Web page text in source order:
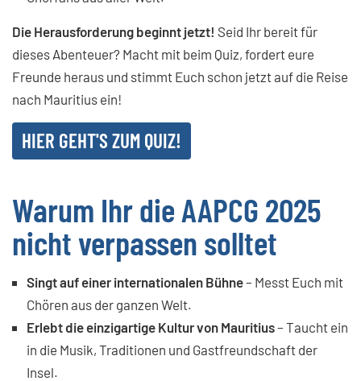
Die Herausforderung beginnt jetzt! Seid Ihr bereit für
dieses Abenteuer? Macht mit beim Quiz, fordert eure
Freunde heraus und stimmt Euch schon jetzt auf die Reise
nach Mauritius ein!
HIER GEHT'S ZUM QUIZ!
Warum Ihr die AAPCG 2025
nicht verpassen solltet
Singt auf einer internationalen Bühne– Messt Euch mit
Chören aus der ganzen Welt.
Erlebt die einzigartige Kultur von Mauritius– Taucht ein
in die Musik, Traditionen und Gastfreundschaft der
Insel.